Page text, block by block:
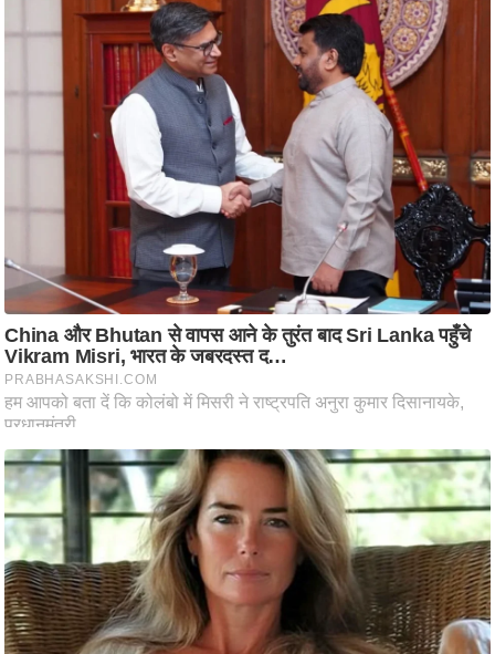
क्षा
र्म
म
हि
मा
/
ध
र्म
स्थ
ल
व्र
त
त्यो
हा
र